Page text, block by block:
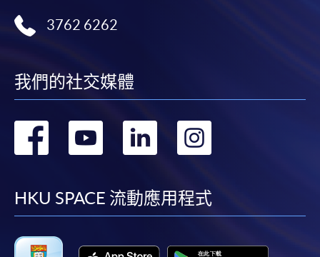
3762 6262
我們的社交媒體
轉
facebook
轉
youtube
轉
linkedin
HKU SPACE 流動應用程式